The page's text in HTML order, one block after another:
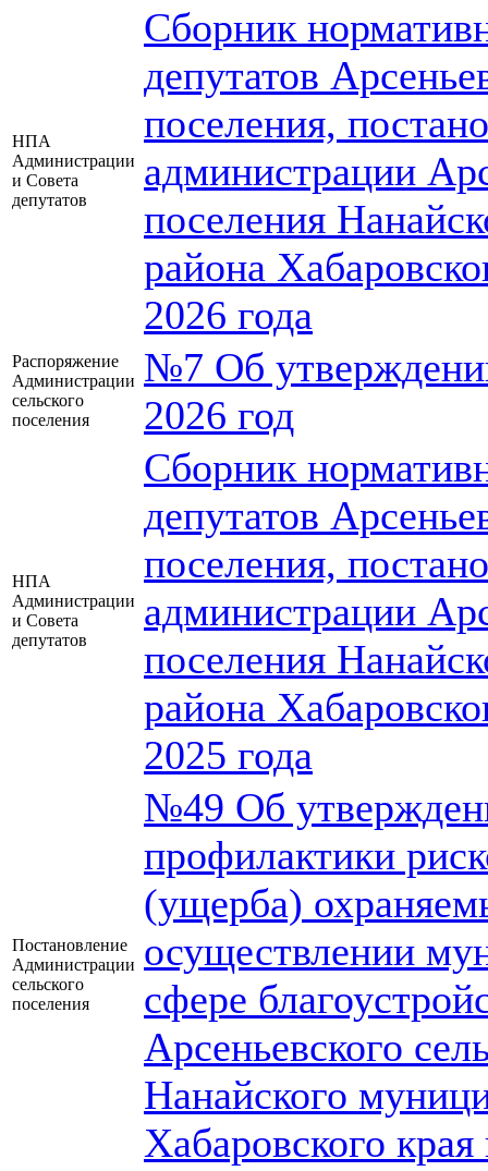
НПА
Администрации
и Совета
депутатов
Сборник
депутатов
поселения,
администрации
поселения
района
2026 года
Распоряжение
Администрации
сельского
поселения
№7 Об
2026 год
НПА
Администрации
и Совета
депутатов
Сборник
депутатов
поселения,
администрации
поселения
района
2025 года
Постановление
Администрации
сельского
поселения
№49 Об
профилактики
(ущерба)
осуществлении
сфере
Арсеньевского
Нанайского
Хабаровского